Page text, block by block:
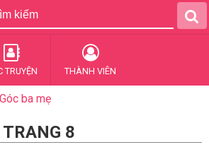
TRUYỆN THÀNH VIÊN
Góc ba mẹ
8